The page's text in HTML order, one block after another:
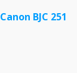
Canon BJC 251